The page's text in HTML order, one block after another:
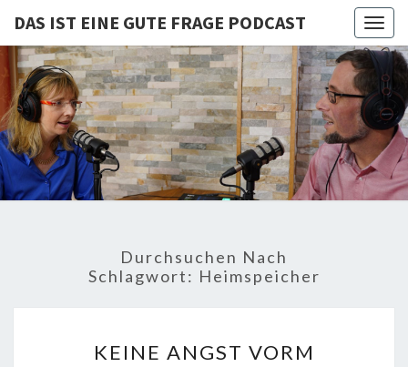
DAS IST EINE GUTE FRAGE PODCAST
DAS IST
EINE
GUTE
FRAGE
PODCAST
Von Cornelia Und
Volker
Quaschning – Der
Podcast Zur
Klimakrise Und
Energierevolution
Energiewende-
Fakten Und
Hintergründe
Durchsuchen Nach
Schlagwort: Heimspeicher
ANGST
KEINE ANGST VORM